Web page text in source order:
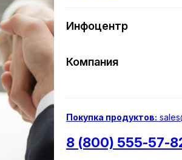
Инфоцентр
Компания
Покупка продуктов:
8 (800) 555-57-